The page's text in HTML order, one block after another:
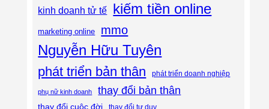
kinh doanh tử tế kiếm tiền online
marketing online mmo
Nguyễn Hữu Tuyên
phát triển bản thân phát triển doanh nghiệp
phụ nữ kinh doanh thay đổi bản thân
thay đổi cuộc đời thay đổi tư duy